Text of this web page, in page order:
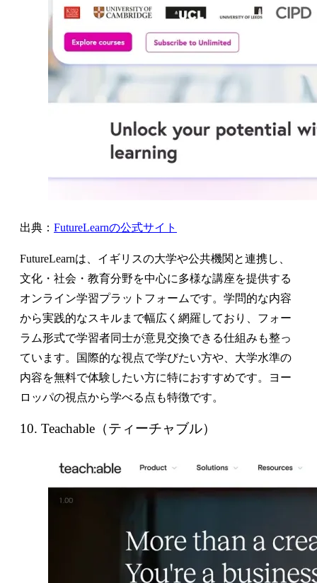
出典： FutureLearnの公式サイト
FutureLearnは、イギリスの大学や公共機関と連携し、
文化・社会・教育分野を中心に多様な講座を提供する
オンライン学習プラットフォームです。学問的な内容
から実践的なスキルまで幅広く網羅しており、フォー
ラム形式で学習者同士が意見交換できる仕組みも整っ
ています。国際的な視点で学びたい方や、大学水準の
内容を無料で体験したい方に特におすすめです。ヨー
ロッパの視点から学べる点も特徴です。
10. Teachable（ティーチャブル）